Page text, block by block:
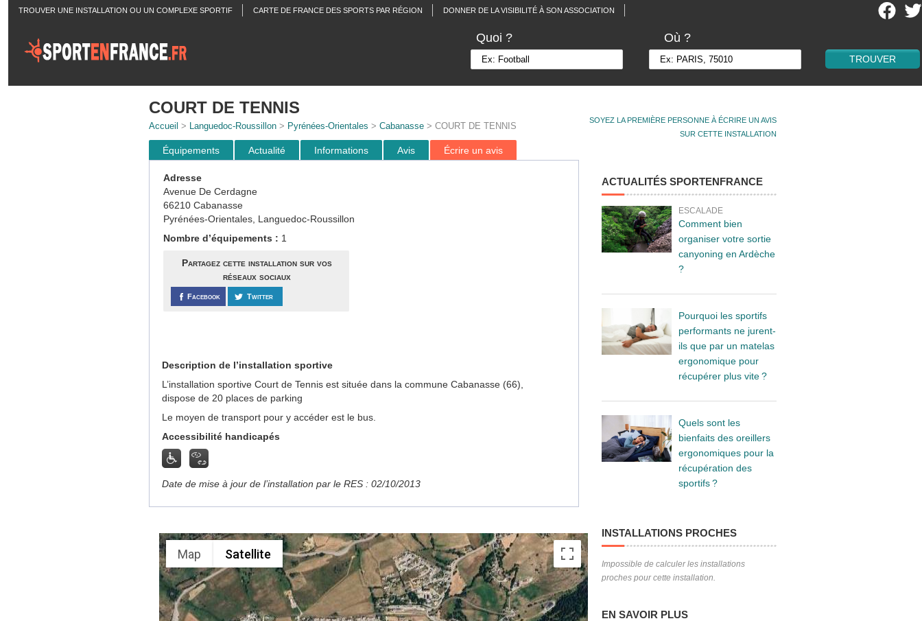
TROUVER UNE INSTALLATION OU UN COMPLEXE SPORTIF CARTE DE FRANCE DES SPORTS PAR RÉGION DONNER DE LA VISIBILITÉ À SON ASSOCIATION
Quoi ? Où ?
SOYEZ LA PREMIÈRE PERSONNE À ÉCRIRE UN AVIS
SUR CETTE INSTALLATION
COURT DE TENNIS
Accueil > Languedoc-Roussillon> Pyrénées-Orientales > Cabanasse> COURT DE TENNIS
Équipements Actualité Informations Avis Écrire un avis
Adresse
Avenue De Cerdagne
66210 Cabanasse
Pyrénées-Orientales, Languedoc-Roussillon
Nombre d’équipements : 1
Partagez cette installation sur vos
réseaux sociaux
Facebook Twitter
Description de l’installation sportive
L’installation sportive Court de Tennis est située dans la commune Cabanasse (66),
dispose de 20 places de parking
Le moyen de transport pour y accéder est le bus.
Accessibilité handicapés
Date de mise à jour de l’installation par le RES : 02/10/2013
Map Satellite
ACTUALITÉS SPORTENFRANCE
ESCALADE
Comment bien
organiser votre sortie
canyoning en Ardèche
?
Pourquoi les sportifs
performants ne jurent-
ils que par un matelas
ergonomique pour
récupérer plus vite ?
Quels sont les
bienfaits des oreillers
ergonomiques pour la
récupération des
sportifs ?
INSTALLATIONS PROCHES
Impossible de calculer les installations
proches pour cette installation.
EN SAVOIR PLUS